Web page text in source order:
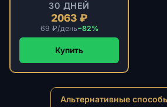
30 ДНЕЙ
2063 ₽
69 ₽/день−82%
Купить
Альтернативные